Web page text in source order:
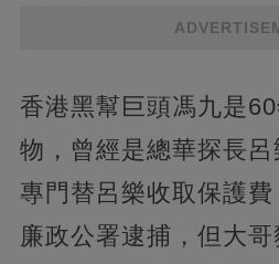
香港黑幫巨頭馮九是
物，曾經是總華探長呂
專門替呂樂收取保護
廉政公署逮捕，但大